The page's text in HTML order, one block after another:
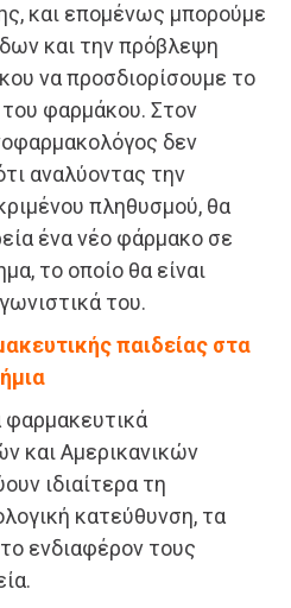
και επομένως μπορούμε
και την πρόβλεψη
να προσδιορίσουμε το
φαρμάκου. Στον
δεν
αναλύοντας την
πληθυσμού, θα
ένα νέο φάρμακο σε
το οποίο θα είναι
του.
παιδείας στα
φαρμακευτικά
και Αμερικανικών
ιδιαίτερα τη
κατεύθυνση, τα
ενδιαφέρον τους